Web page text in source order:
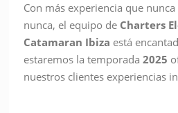
Con más experiencia que
nunca, el equipo de Charters
Catamaran Ibiza está
estaremos la temporada2025
nuestros clientes experiencias